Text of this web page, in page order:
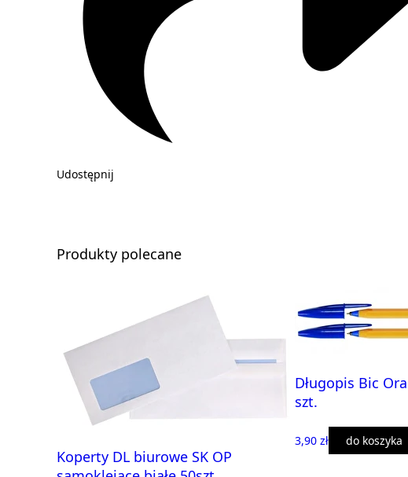
Udostępnij
Produkty polecane
Koperty DL biurowe SK OP
Długopis Bic
szt.
3,90 zł do koszyka